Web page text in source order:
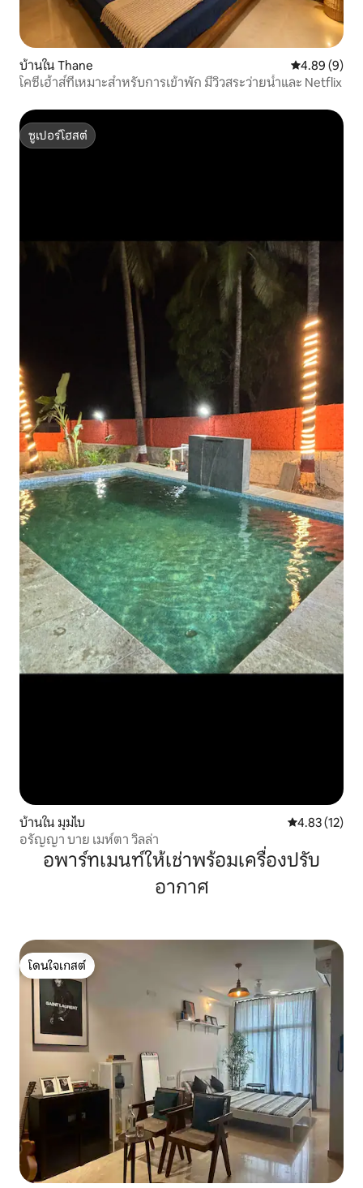
บ้านใน Thane คะแนนเฉลี่ย
4.89 (9)
โคซี่เฮ้าส์ที่เหมาะสำหรับการเข้าพัก มีวิวสระว่ายน้ำและ Netflix
ซูเปอร์โฮสต์
ซูเปอร์โฮสต์
บ้านใน มุมไบ คะแนนเฉลี่ย
4.83 (12)
อรัญญา บาย เมห์ตา วิลล่า
อพาร์ทเมนท์ให้เช่าพร้อมเครื่องปรับ
อากาศ
โดนใจเกสต์
โดนใจเกสต์